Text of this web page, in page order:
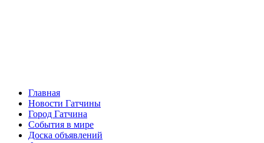
Главная
Новости Гатчины
Город Гатчина
События в мире
Доска объявлений